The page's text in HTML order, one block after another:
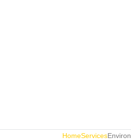
HomeServices